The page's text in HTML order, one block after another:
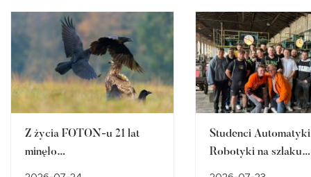
Z życia FOTON-u 21 lat
minęło…
Studenci
Robotyki na szlaku